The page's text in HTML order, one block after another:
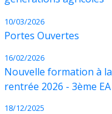
10/03/2026
Portes Ouvertes
16/02/2026
Nouvelle formation à la
rentrée 2026 - 3ème EA
18/12/2025